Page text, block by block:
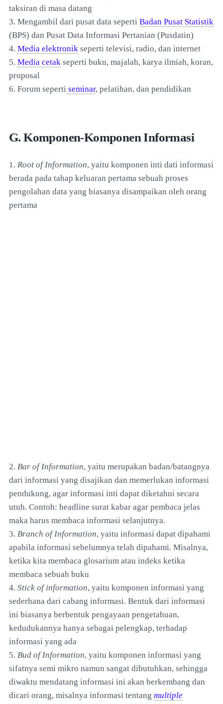
taksiran di masa datang
3. Mengambil dari pusat data seperti Badan Pusat Statistik
(BPS) dan Pusat Data Informasi Pertanian (Pusdatin)
4. Media elektronik seperti televisi, radio, dan internet
5. Media cetak seperti buku, majalah, karya ilmiah, koran,
proposal
6. Forum seperti seminar, pelatihan, dan pendidikan
G. Komponen-Komponen Informasi
1. Root of Information, yaitu komponen inti dati informasi
berada pada tahap keluaran pertama sebuah proses
pengolahan data yang biasanya disampaikan oleh orang
pertama
2. Bar of Information, yaitu merupakan badan/batangnya
dari informasi yang disajikan dan memerlukan informasi
pendukung, agar informasi inti dapat diketahui secara
utuh. Contoh: headline surat kabar agar pembaca jelas
maka harus membaca informasi selanjutnya.
3. Branch of Information, yaitu informasi dapat dipahami
apabila informasi sebelumnya telah dipahami. Misalnya,
ketika kita membaca glosarium atau indeks ketika
membaca sebuah buku
4. Stick of information, yaitu komponen informasi yang
sederhana dari cabang informasi. Bentuk dari informasi
ini biasanya berbentuk pengayaan pengetahuan,
kedudukannya hanya sebagai pelengkap, terhadap
informasi yang ada
5. Bud of Information, yaitu komponen informasi yang
sifatnya semi mikro namun sangat dibutuhkan, sehingga
diwaktu mendatang informasi ini akan berkembang dan
dicari orang, misalnya informasi tentang multiple